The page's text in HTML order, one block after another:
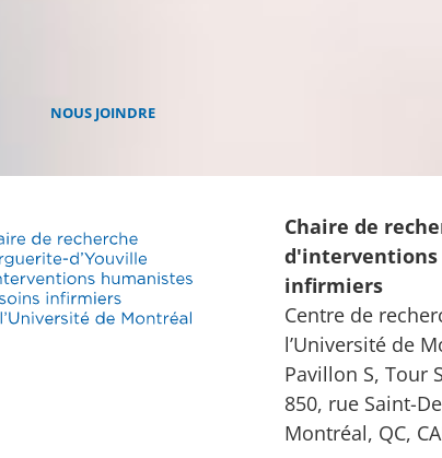
NOUS JOINDRE
Chaire de
d'interventions
infirmiers
Centre de
l’Université de
Pavillon S, Tour
850, rue Saint-
Montréal, QC,